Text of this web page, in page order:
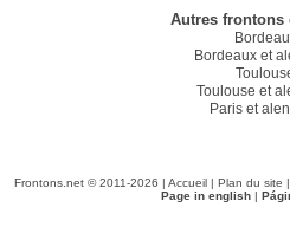
Autres frontons
Bordeaux et
Toulouse et
Paris et
Frontons.net © 2011-2026 | Accueil| Plan du site |
Page in english |